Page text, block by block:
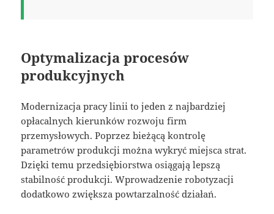
Optymalizacja procesów
produkcyjnych
Modernizacja pracy linii to jeden z najbardziej
opłacalnych kierunków rozwoju firm
przemysłowych. Poprzez bieżącą kontrolę
parametrów produkcji można wykryć miejsca strat.
Dzięki temu przedsiębiorstwa osiągają lepszą
stabilność produkcji. Wprowadzenie robotyzacji
dodatkowo zwiększa powtarzalność działań.